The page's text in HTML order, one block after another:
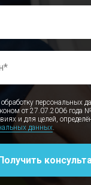
обработку персональных
от 27.07.2006 года
и для целей,
данных